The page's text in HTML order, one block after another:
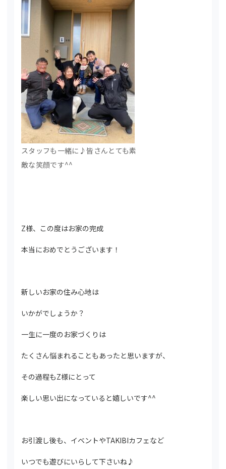
スタッフも一緒に♪皆さんとても素
敵な笑顔です^^
Z様、この度はお家の完成
本当におめでとうございます！
新しいお家の住み心地は
いかがでしょうか？
一生に一度のお家づくりは
たくさん悩まれることもあったと思いますが、
その過程もZ様にとって
楽しい思い出になっていると嬉しいです^^
お引渡し後も、イベントやTAKIBIカフェなど
いつでも遊びにいらして下さいね♪